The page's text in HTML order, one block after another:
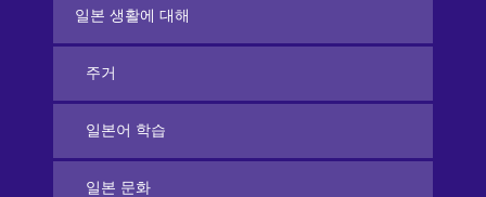
일본 생활에 대해
주거
일본어 학습
일본 문화